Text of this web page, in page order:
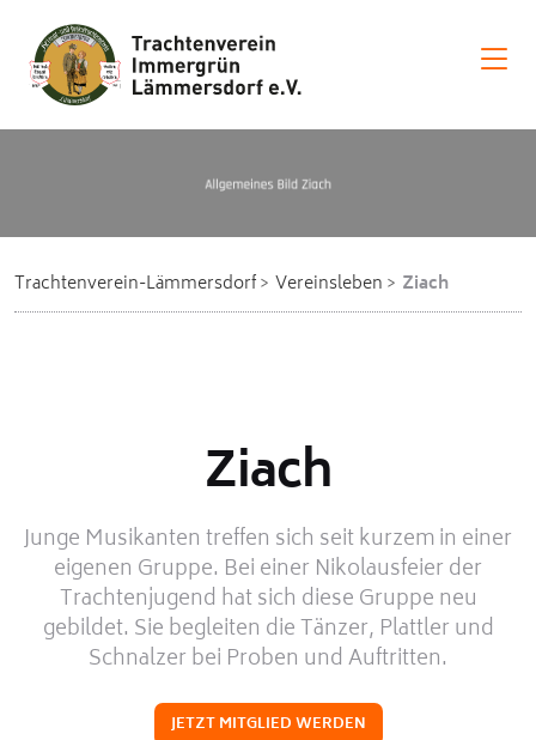
Trachtenverein-Lämmersdorf Vereinsleben Ziach
Ziach
Junge Musikanten treffen sich seit kurzem in einer
eigenen Gruppe. Bei einer Nikolausfeier der
Trachtenjugend hat sich diese Gruppe neu
gebildet. Sie begleiten die Tänzer, Plattler und
Schnalzer bei Proben und Auftritten.
JETZT MITGLIED WERDEN